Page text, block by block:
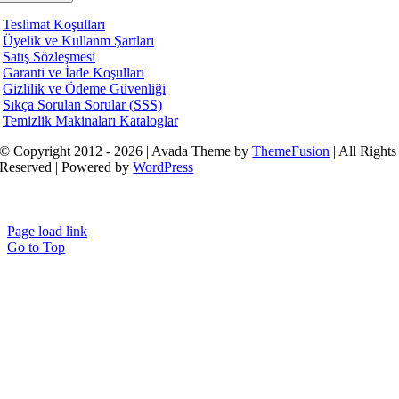
Teslimat Koşulları
Üyelik ve Kullanm Şartları
Satış Sözleşmesi
Garanti ve İade Koşulları
Gizlilik ve Ödeme Güvenliği
Sıkça Sorulan Sorular (SSS)
Temizlik Makinaları Kataloglar
© Copyright 2012 - 2026 | Avada Theme byThemeFusion | All Rights
Reserved | Powered byWordPress
Page load link
Go to Top